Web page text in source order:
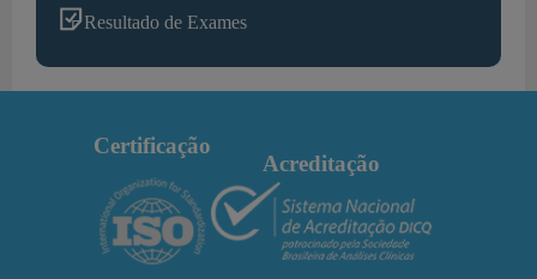
Resultado de Exames
Certificação
Acreditação